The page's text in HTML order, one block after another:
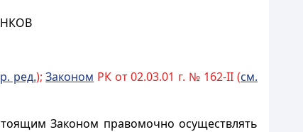
ред.);Законом РК от 02.03.01 г. № 162-II (см.
Законом правомочно осуществлять